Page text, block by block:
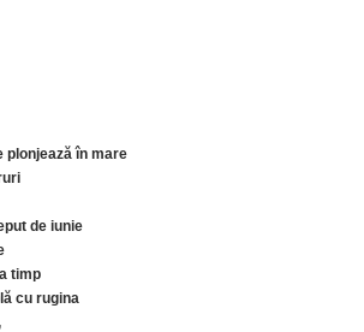
plonjează în mare
de iunie
timp
cu rugina